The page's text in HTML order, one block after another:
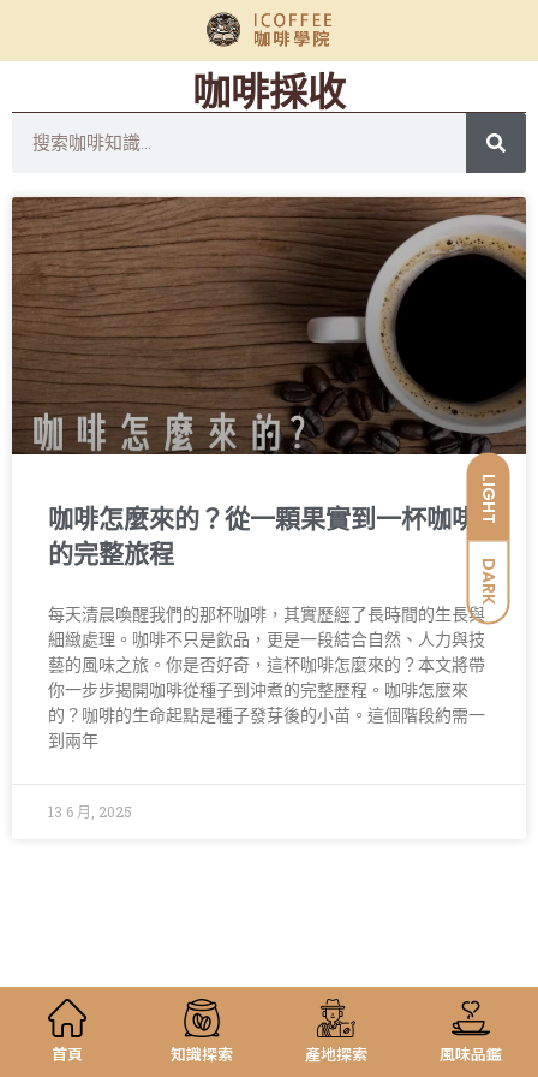
LIGHT
DARK
咖啡採收
咖啡怎麼來的？從一顆果實到一杯咖啡
的完整旅程
每天清晨喚醒我們的那杯咖啡，其實歷經了長時間的生長與
細緻處理。咖啡不只是飲品，更是一段結合自然、人力與技
藝的風味之旅。你是否好奇，這杯咖啡怎麼來的？本文將帶
你一步步揭開咖啡從種子到沖煮的完整歷程。咖啡怎麼來
的？咖啡的生命起點是種子發芽後的小苗。這個階段約需一
到兩年
13 6 月, 2025
首頁 知識探索 產地探索 風味品鑑